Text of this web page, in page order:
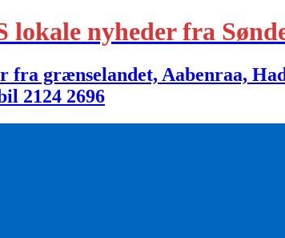
lokale nyheder fra
grænselandet, Aabenraa,
2124 2696